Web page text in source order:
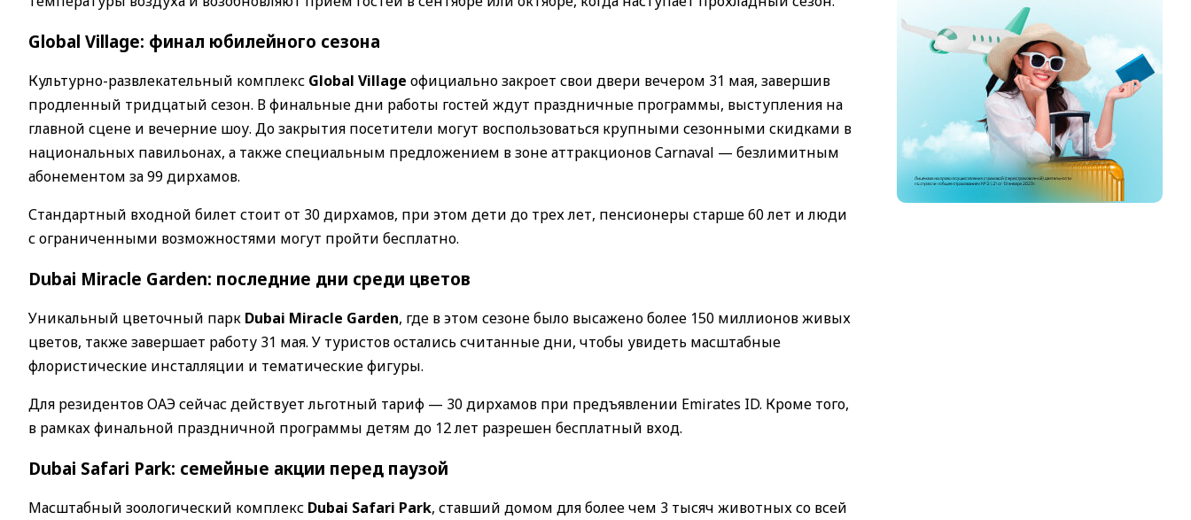
Global Village: финал юбилейного сезона
Культурно-развлекательный комплекс Global Village официально закроет свои двери вечером 31 мая, завершив
продленный тридцатый сезон. В финальные дни работы гостей ждут праздничные программы, выступления на
главной сцене и вечерние шоу. До закрытия посетители могут воспользоваться крупными сезонными скидками в
национальных павильонах, а также специальным предложением в зоне аттракционов Carnaval — безлимитным
абонементом за 99 дирхамов.
Стандартный входной билет стоит от 30 дирхамов, при этом дети до трех лет, пенсионеры старше 60 лет и люди
с ограниченными возможностями могут пройти бесплатно.
Dubai Miracle Garden: последние дни среди цветов
Уникальный цветочный парк Dubai Miracle Garden, где в этом сезоне было высажено более 150 миллионов живых
цветов, также завершает работу 31 мая. У туристов остались считанные дни, чтобы увидеть масштабные
флористические инсталляции и тематические фигуры.
Для резидентов ОАЭ сейчас действует льготный тариф — 30 дирхамов при предъявлении Emirates ID. Кроме того,
в рамках финальной праздничной программы детям до 12 лет разрешен бесплатный вход.
Dubai Safari Park: семейные акции перед паузой
Масштабный зоологический комплекс Dubai Safari Park, ставший домом для более чем 3 тысяч животных со всей